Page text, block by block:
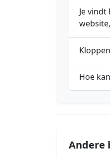
Je
Hoe
Andere